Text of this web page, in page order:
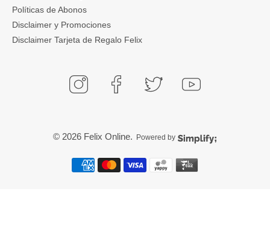
Políticas de Abonos
Disclaimer y Promociones
Disclaimer Tarjeta de Regalo Felix
© 2026 Felix Online. Powered by